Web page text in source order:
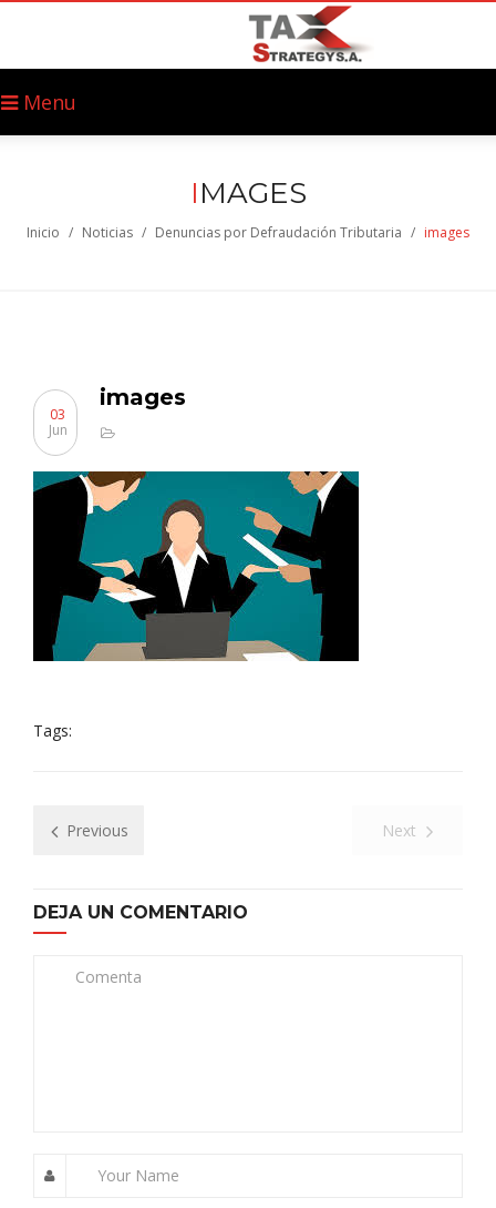
Menu
IMAGES
Inicio / Noticias / Denuncias por Defraudación Tributaria / images
images
03
Jun
Tags:
Previous Next
DEJA UN COMENTARIO
Comenta
Your Name